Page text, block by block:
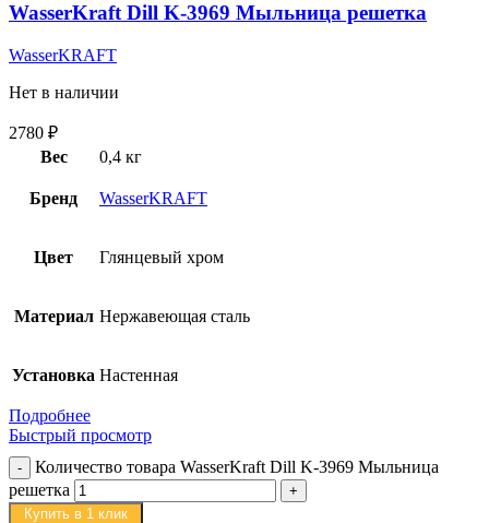
WasserKraft Dill K-3969 Мыльница решетка
WasserKRAFT
Нет в наличии
2780 ₽
Вес
0,4 кг
Бренд WasserKRAFT
Цвет Глянцевый хром
Материал Нержавеющая сталь
Установка Настенная
Подробнее
Быстрый просмотр
Количество товара WasserKraft Dill K-3969 Мыльница
решетка
Купить в 1 клик